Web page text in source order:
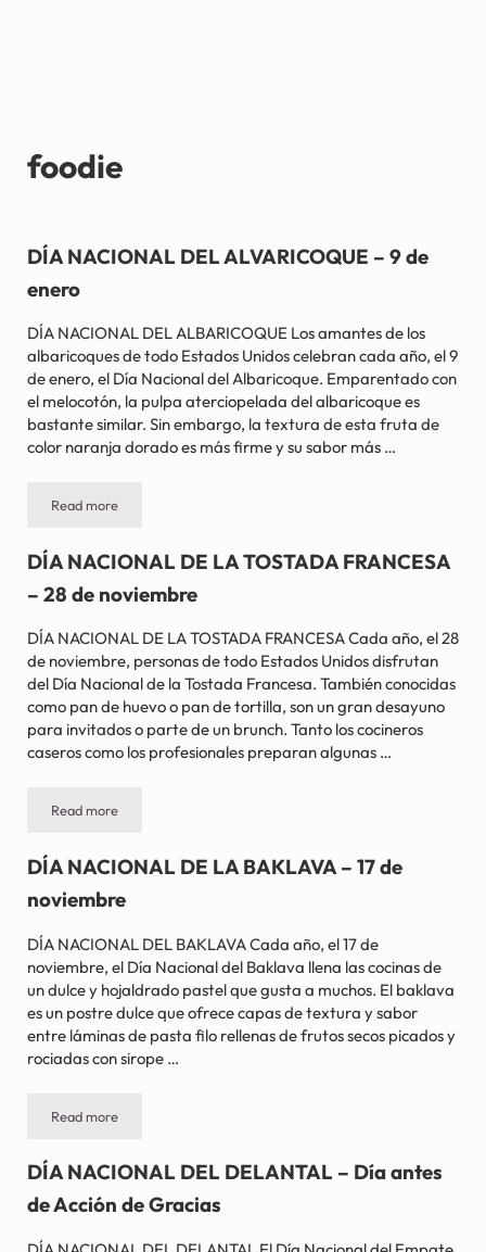
foodie
DÍA NACIONAL DEL ALVARICOQUE – 9 de
enero
DÍA NACIONAL DEL ALBARICOQUE Los amantes de los
albaricoques de todo Estados Unidos celebran cada año, el 9
de enero, el Día Nacional del Albaricoque. Emparentado con
el melocotón, la pulpa aterciopelada del albaricoque es
bastante similar. Sin embargo, la textura de esta fruta de
color naranja dorado es más firme y su sabor más …
Read moreDÍA NACIONAL DEL ALVARICOQUE – 9 de enero
DÍA NACIONAL DE LA TOSTADA FRANCESA
– 28 de noviembre
DÍA NACIONAL DE LA TOSTADA FRANCESA Cada año, el 28
de noviembre, personas de todo Estados Unidos disfrutan
del Día Nacional de la Tostada Francesa. También conocidas
como pan de huevo o pan de tortilla, son un gran desayuno
para invitados o parte de un brunch. Tanto los cocineros
caseros como los profesionales preparan algunas …
Read moreDÍA NACIONAL DE LA TOSTADA FRANCESA – 28 de noviembre
DÍA NACIONAL DE LA BAKLAVA – 17 de
noviembre
DÍA NACIONAL DEL BAKLAVA Cada año, el 17 de
noviembre, el Día Nacional del Baklava llena las cocinas de
un dulce y hojaldrado pastel que gusta a muchos. El baklava
es un postre dulce que ofrece capas de textura y sabor
entre láminas de pasta filo rellenas de frutos secos picados y
rociadas con sirope …
Read moreDÍA NACIONAL DE LA BAKLAVA – 17 de noviembre
DÍA NACIONAL DEL DELANTAL – Día antes
de Acción de Gracias